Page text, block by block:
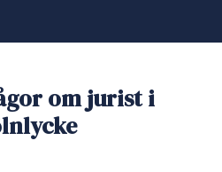
om jurist i